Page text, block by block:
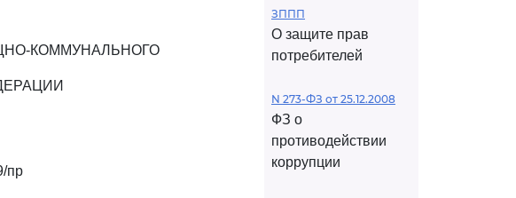
КОММУНАЛЬНОГО
пр
ЗППП
О защите прав
потребителей
N 273-ФЗ от 25.12.2008
ФЗ о
противодействии
коррупции